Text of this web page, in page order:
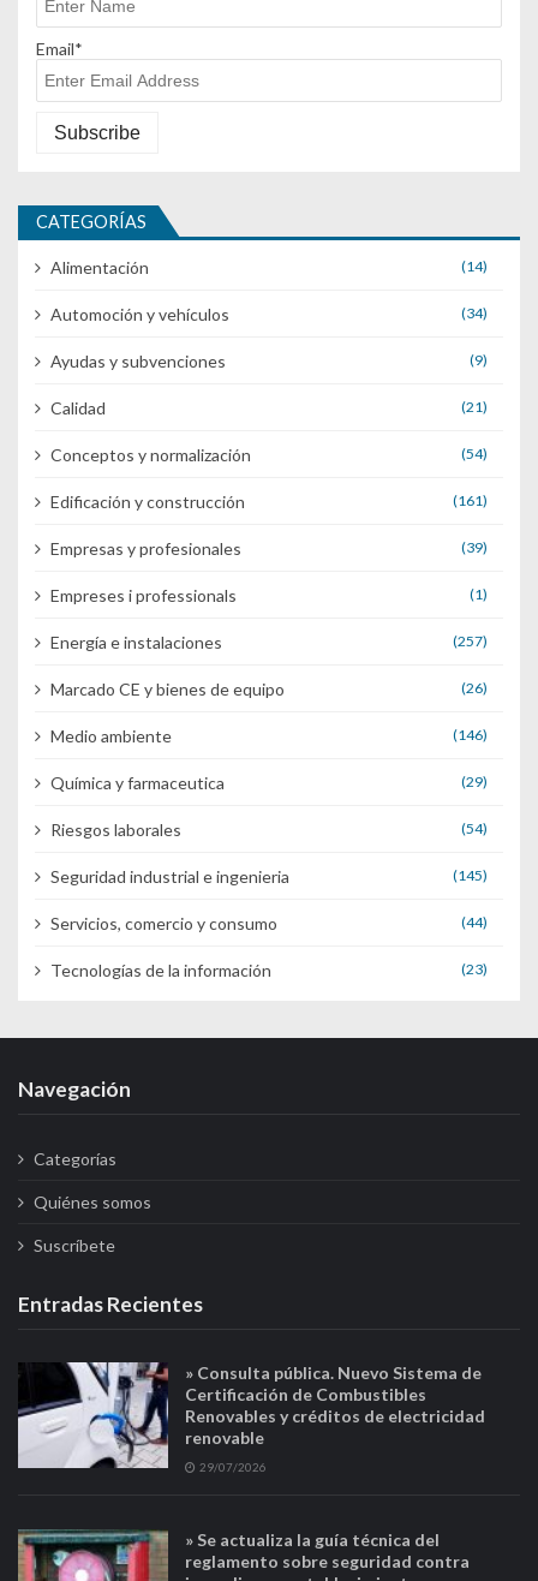
Email*
CATEGORÍAS
Alimentación (14)
Automoción y vehículos (34)
Ayudas y subvenciones (9)
Calidad (21)
Conceptos y normalización (54)
Edificación y construcción (161)
Empresas y profesionales (39)
Empreses i professionals (1)
Energía e instalaciones (257)
Marcado CE y bienes de equipo (26)
Medio ambiente (146)
Química y farmaceutica (29)
Riesgos laborales (54)
Seguridad industrial e ingenieria (145)
Servicios, comercio y consumo (44)
Tecnologías de la información (23)
Navegación
Categorías
Quiénes somos
Suscríbete
Entradas Recientes
» Consulta pública. Nuevo Sistema de
Certificación de Combustibles
Renovables y créditos de electricidad
renovable
29/07/2026
» Se actualiza la guía técnica del
reglamento sobre seguridad contra